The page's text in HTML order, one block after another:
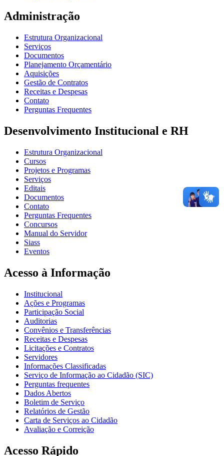
Administração
Estrutura Organizacional
Serviços
Documentos
Planejamento Orçamentário
Aquisições
Gestão de Contratos
Receitas e Despesas
Contato
Perguntas Frequentes
Desenvolvimento Institucional e RH
Estrutura Organizacional
Cursos
Projetos e Programas
Serviços
Editais
Documentos
Contato
Perguntas Frequentes
Concursos
Manual do Servidor
Siass
Eventos
Acesso à Informação
Institucional
Ações e Programas
Participação Social
Auditorias
Convênios e Transferências
Receitas e Despesas
Licitações e Contratos
Servidores
Informações Classificadas
Serviço de Informação ao Cidadão (SIC)
Perguntas frequentes
Dados Abertos
Boletim de Serviço
Relatórios de Gestão
Carta de Serviços ao Cidadão
Avaliação e Correição
Acesso Rápido